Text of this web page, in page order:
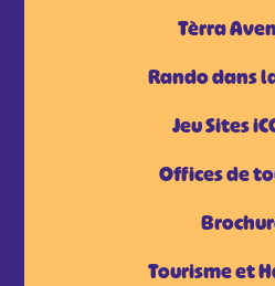
Tèrra
Rando dans
Jeu Sites
Offices de
Tourisme et